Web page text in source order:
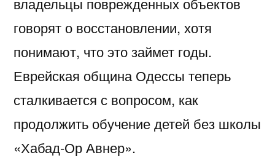
говорят о восстановлении, хотя
понимают, что это займет годы.
Еврейская община Одессы теперь
сталкивается с вопросом, как
продолжить обучение детей без школы
«Хабад-Ор Авнер».